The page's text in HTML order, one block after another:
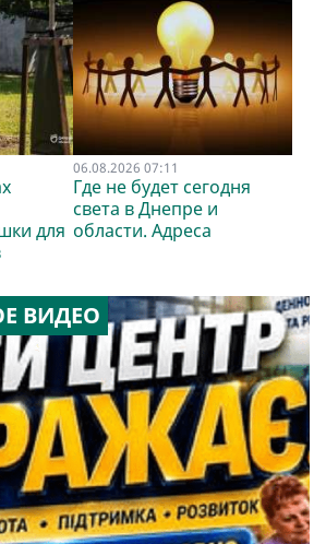
для
06.08.2026 07:11
Где не будет сегодня
света в Днепре и
области. Адреса
ВИДЕО